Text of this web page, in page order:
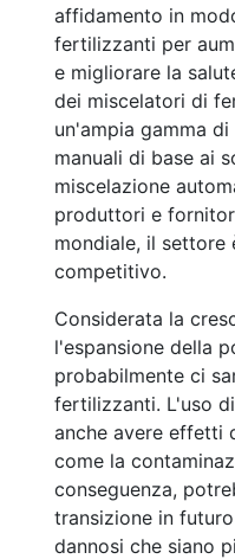
affidamento in
fertilizzanti per
e migliorare la
dei miscelatori di
un'ampia gamma
manuali di base ai
miscelazione
produttori e
mondiale, il settore
competitivo.
Considerata la
l'espansione della
probabilmente ci
fertilizzanti. L'uso
anche avere effetti
come la
conseguenza,
transizione in
dannosi che siano